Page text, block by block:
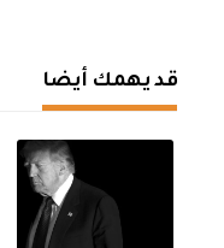
قد يهمك أيضا